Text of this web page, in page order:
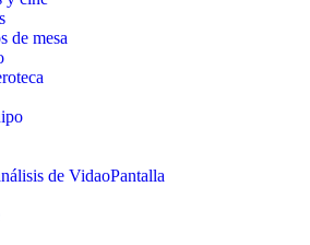
de mesa
de VidaoPantalla